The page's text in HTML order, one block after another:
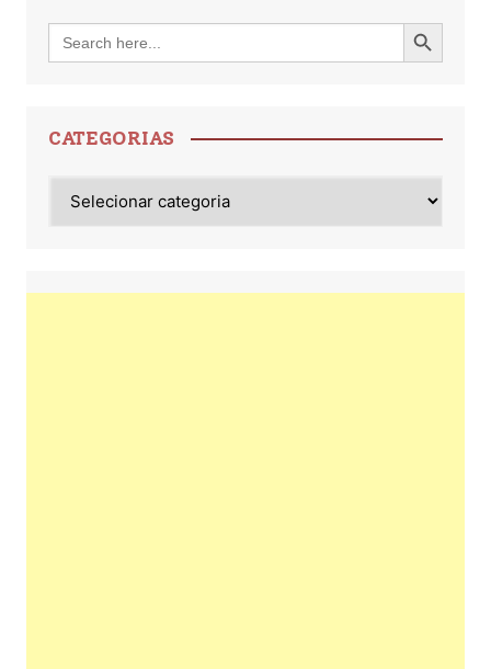
Search
for:
Search Button
CATEGORIAS